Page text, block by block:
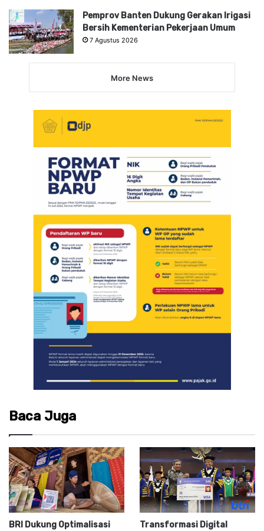
Pemprov Banten Dukung Gerakan Irigasi
Bersih Kementerian Pekerjaan Umum
7 Agustus 2026
More News
Baca Juga
BRI Dukung Optimalisasi
Transformasi Digital